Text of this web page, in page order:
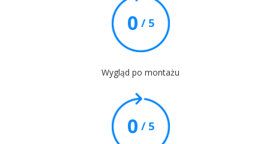
0 / 5
Wygląd po montażu
0 / 5